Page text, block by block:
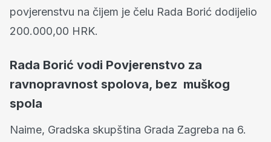
povjerenstvu na čijem je čelu Rada Borić dodijelio
200.000,00 HRK.
Rada Borić vodi Povjerenstvo za
ravnopravnost spolova, bez muškog
spola
Naime, Gradska skupština Grada Zagreba na 6.